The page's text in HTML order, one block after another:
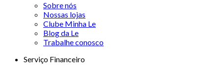
Sobre nós
Nossas lojas
Clube Minha Le
Blog da Le
Trabalhe conosco
Serviço Financeiro